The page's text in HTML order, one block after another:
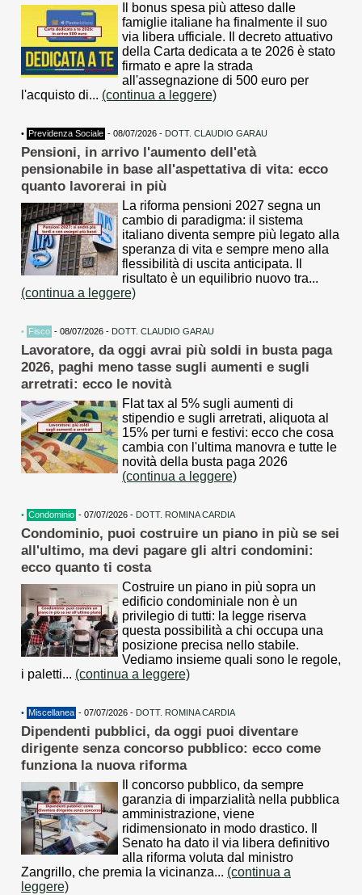
Il bonus spesa più atteso dalle
famiglie italiane ha finalmente il suo
via libera ufficiale. Il decreto attuativo
della Carta dedicata a te 2026 è stato
firmato e apre la strada
all'assegnazione di 500 euro per
l'acquisto di... (continua a leggere)
• Previdenza Sociale - 08/07/2026 - DOTT. CLAUDIO GARAU
Pensioni, in arrivo l'aumento dell'età
pensionabile in base all'aspettativa di vita: ecco
quanto lavorerai in più
La riforma pensioni 2027 segna un
cambio di paradigma: il sistema
italiano diventa sempre più legato alla
speranza di vita e sempre meno alla
flessibilità di uscita anticipata. Il
risultato è un equilibrio nuovo tra...
(continua a leggere)
• Fisco - 08/07/2026 - DOTT. CLAUDIO GARAU
Lavoratore, da oggi avrai più soldi in busta paga
2026, paghi meno tasse sugli aumenti e sugli
arretrati: ecco le novità
Flat tax al 5% sugli aumenti di
stipendio e sugli arretrati, aliquota al
15% per turni e festivi: ecco che cosa
cambia con l'ultima manovra e tutte le
novità della busta paga 2026
(continua a leggere)
• Condominio - 07/07/2026 - DOTT. ROMINA CARDIA
Condominio, puoi costruire un piano in più se sei
all'ultimo, ma devi pagare gli altri condomini:
ecco quanto ti costa
Costruire un piano in più sopra un
edificio condominiale non è un
privilegio di tutti: la legge riserva
questa possibilità a chi occupa una
posizione precisa nello stabile.
Vediamo insieme quali sono le regole,
i paletti... (continua a leggere)
• Miscellanea - 07/07/2026 - DOTT. ROMINA CARDIA
Dipendenti pubblici, da oggi puoi diventare
dirigente senza concorso pubblico: ecco come
funziona la nuova riforma
Il concorso pubblico, da sempre
garanzia di imparzialità nella pubblica
amministrazione, viene
ridimensionato in modo drastico. Il
Senato ha dato il via libera definitivo
alla riforma voluta dal ministro
Zangrillo, che premia la vicinanza... (continua a
leggere)